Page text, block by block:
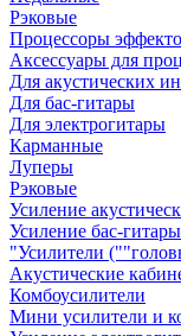
Рэковые
Процессоры
Аксессуары для
Для акустических
Для бас-гитары
Для электрогитары
Карманные
Луперы
Рэковые
Усиление
Усиление бас-гитары
"Усилители
Акустические
Комбоусилители
Мини усилители и